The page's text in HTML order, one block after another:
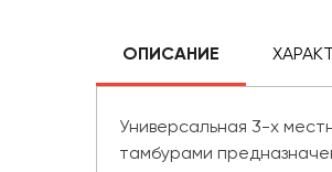
ОПИСАНИЕ
Универсальная 3-х
тамбурами